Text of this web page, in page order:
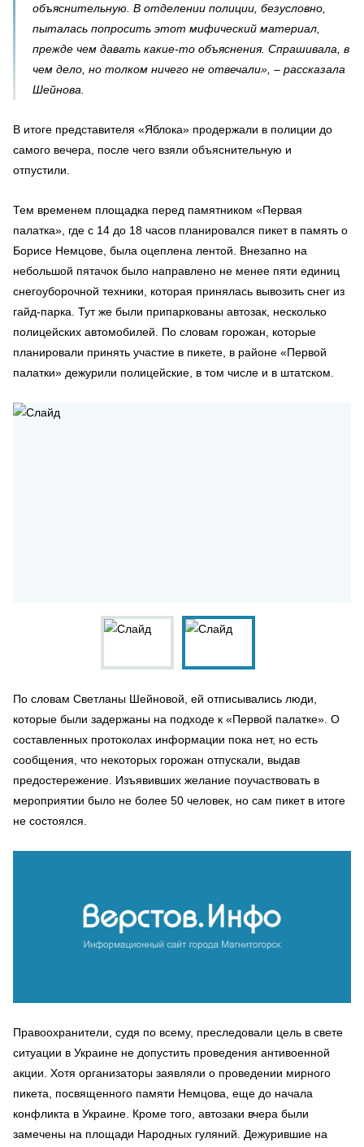
объяснительную. В отделении полиции, безусловно,
пыталась попросить этот мифический материал,
прежде чем давать какие-то объяснения. Спрашивала, в
чем дело, но толком ничего не отвечали», – рассказала
Шейнова.
В итоге представителя «Яблока» продержали в полиции до
самого вечера, после чего взяли объяснительную и
отпустили.
Тем временем площадка перед памятником «Первая
палатка», где с 14 до 18 часов планировался пикет в память о
Борисе Немцове, была оцеплена лентой. Внезапно на
небольшой пятачок было направлено не менее пяти единиц
снегоуборочной техники, которая принялась вывозить снег из
гайд-парка. Тут же были припаркованы автозак, несколько
полицейских автомобилей. По словам горожан, которые
планировали принять участие в пикете, в районе «Первой
палатки» дежурили полицейские, в том числе и в штатском.
По словам Светланы Шейновой, ей отписывались люди,
которые были задержаны на подходе к «Первой палатке». О
составленных протоколах информации пока нет, но есть
сообщения, что некоторых горожан отпускали, выдав
предостережение. Изъявивших желание поучаствовать в
мероприятии было не более 50 человек, но сам пикет в итоге
не состоялся.
Правоохранители, судя по всему, преследовали цель в свете
ситуации в Украине не допустить проведения антивоенной
акции. Хотя организаторы заявляли о проведении мирного
пикета, посвященного памяти Немцова, еще до начала
конфликта в Украине. Кроме того, автозаки вчера были
замечены на площади Народных гуляний. Дежурившие на